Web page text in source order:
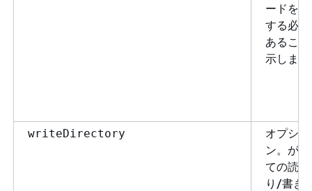
ードを
する必
あるこ
示しま
writeDirectory
オプショ
ン。が
ての読
り/書き